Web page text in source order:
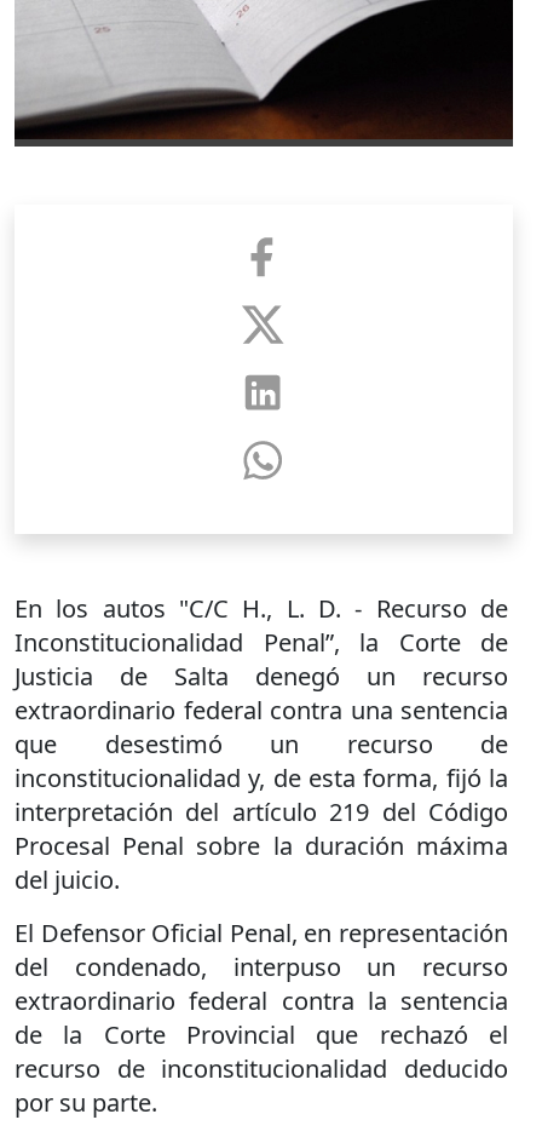
En los autos "C/C H., L. D. - Recurso de
Inconstitucionalidad Penal”, la Corte de
Justicia de Salta denegó un recurso
extraordinario federal contra una sentencia
que desestimó un recurso de
inconstitucionalidad y, de esta forma, fijó la
interpretación del artículo 219 del Código
Procesal Penal sobre la duración máxima
del juicio.
El Defensor Oficial Penal, en representación
del condenado, interpuso un recurso
extraordinario federal contra la sentencia
de la Corte Provincial que rechazó el
recurso de inconstitucionalidad deducido
por su parte.